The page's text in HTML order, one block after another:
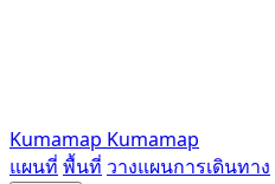
Kumamap Kumamap
แผนที่ พื้นที่ วางแผนการเดินทาง